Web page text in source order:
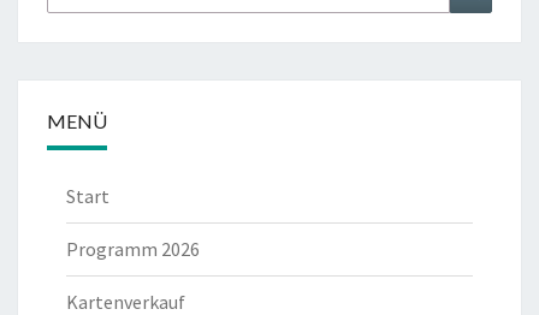
nach:
MENÜ
Start
Programm 2026
Kartenverkauf